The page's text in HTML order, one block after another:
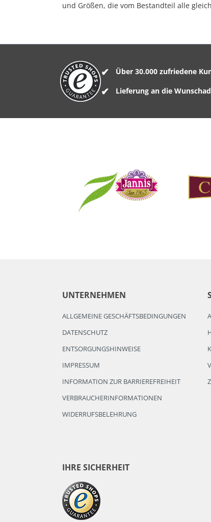
und Größen, die vom Bestandteil alle
Über 30.000 zufriedene
Lieferung an die
UNTERNEHMEN
ALLGEMEINE GESCHÄFTSBEDINGUNGEN
DATENSCHUTZ
ENTSORGUNGSHINWEISE
IMPRESSUM
INFORMATION ZUR BARRIEREFREIHEIT
VERBRAUCHERINFORMATIONEN
WIDERRUFSBELEHRUNG
IHRE SICHERHEIT